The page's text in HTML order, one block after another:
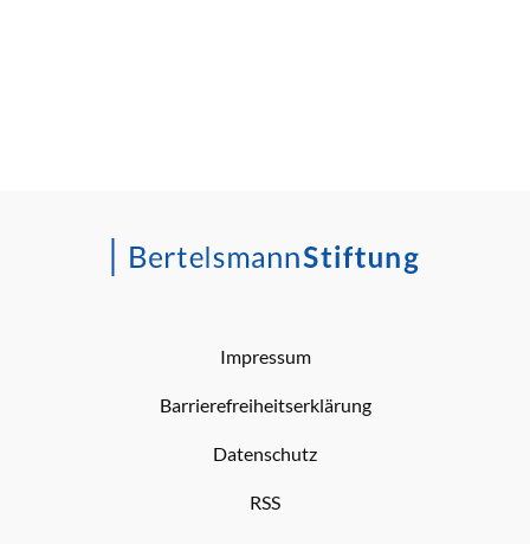
Impressum
Barrierefreiheitserklärung
Datenschutz
RSS